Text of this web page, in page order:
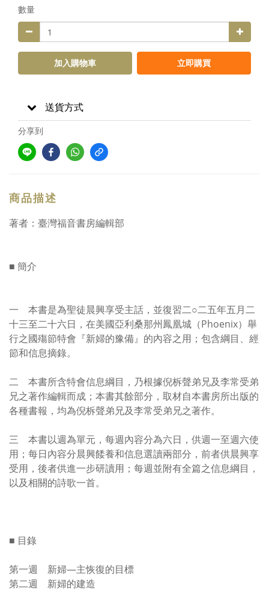
數量
加入購物車 立即購買
送貨方式
分享到
商品描述
著者：臺灣福音書房編輯部
■ 簡介
一 本書是為聖徒晨興享受主話，並復習二○二五年五月二
十三至二十六日，在美國亞利桑那州鳳凰城（Phoenix）舉
行之國殤節特會『新婦的豫備』的內容之用；包含綱目、經
節和信息摘錄。
二 本書所含特會信息綱目，乃根據倪柝聲弟兄及李常受弟
兄之著作編輯而成；本書其餘部分，取材自本書房所出版的
各種書報，均為倪柝聲弟兄及李常受弟兄之著作。
三 本書以週為單元，每週內容分為六日，供週一至週六使
用；每日內容分晨興餧養和信息選讀兩部分，前者供晨興享
受用，後者供進一步研讀用；每週並附有全篇之信息綱目，
以及相關的詩歌一首。
■ 目錄
第一週 新婦—主恢復的目標
第二週 新婦的建造